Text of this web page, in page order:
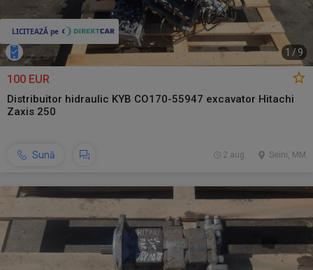
1 / 9
100 EUR
Distribuitor hidraulic KYB CO170-55947 excavator Hitachi
Zaxis 250
Sună Seini, MM
2 aug.